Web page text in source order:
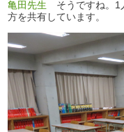
亀田先生 そうですね。
方を共有しています。